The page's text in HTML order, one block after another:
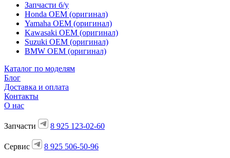
Запчасти б/у
Honda OEM (оригинал)
Yamaha OEM (оригинал)
Kawasaki OEM (оригинал)
Suzuki OEM (оригинал)
BMW OEM (оригинал)
Каталог по моделям
Блог
Доставка и оплата
Контакты
О нас
Запчасти 8 925 123-02-60
Сервис
8 925 506-50-96